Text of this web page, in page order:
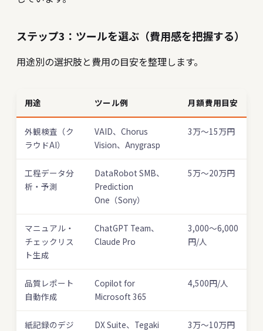
ステップ3：ツールを選ぶ（費用感を把握する）
用途別の選択肢と費用の目安を整理します。
用途 ツール例 月額費用目安
外観検査（ク
ラウドAI）
VAID、Chorus
Vision、Anygrasp
3万〜15万円
工程データ分
析・予測
DataRobot SMB、
Prediction
One（Sony）
5万〜20万円
マニュアル・
チェックリス
ト生成
ChatGPT Team、
Claude Pro
3,000〜6,000
円/人
品質レポート
自動作成
Copilot for
Microsoft 365
4,500円/人
紙記録のデジ
DX Suite、Tegaki 3万〜10万円